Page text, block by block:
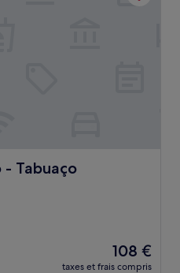
- Tabuaço
Le
nouveau
108 €
taxes et frais compris